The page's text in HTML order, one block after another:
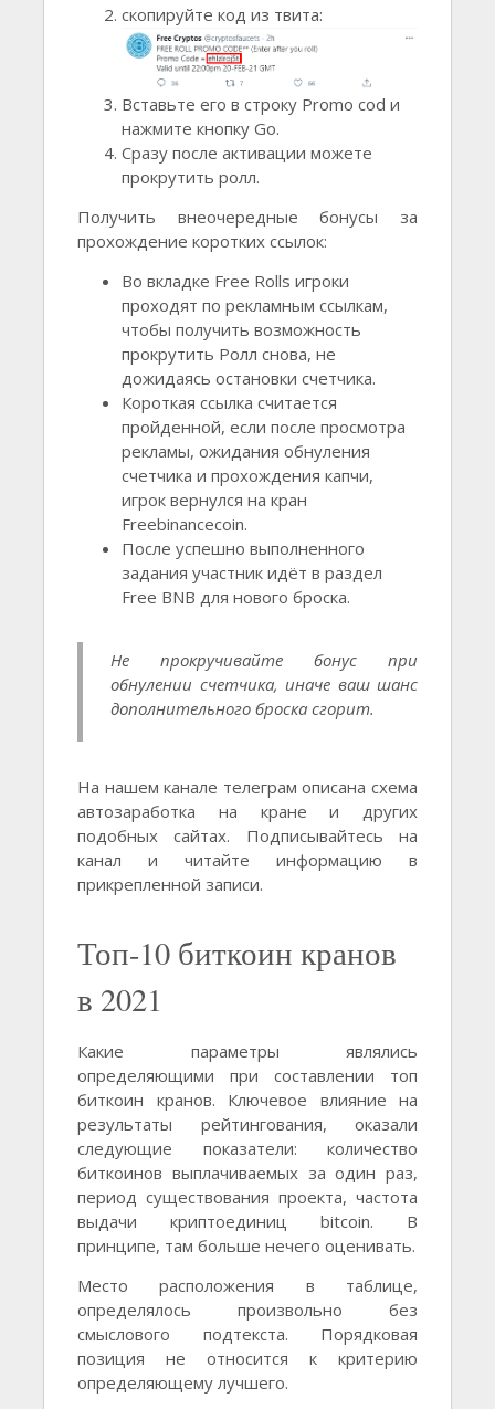
скопируйте код из твита:
Вставьте его в строку Promo cod и
нажмите кнопку Go.
Сразу после активации можете
прокрутить ролл.
Получить внеочередные бонусы за
прохождение коротких ссылок:
Во вкладке Free Rolls игроки
проходят по рекламным ссылкам,
чтобы получить возможность
прокрутить Ролл снова, не
дожидаясь остановки счетчика.
Короткая ссылка считается
пройденной, если после просмотра
рекламы, ожидания обнуления
счетчика и прохождения капчи,
игрок вернулся на кран
Freebinancecoin.
После успешно выполненного
задания участник идёт в раздел
Free BNB для нового броска.
Не прокручивайте бонус при
обнулении счетчика, иначе ваш шанс
дополнительного броска сгорит.
На нашем канале телеграм описана схема
автозаработка на кране и других
подобных сайтах. Подписывайтесь на
канал и читайте информацию в
прикрепленной записи.
Топ-10 биткоин кранов
в 2021
Какие параметры являлись
определяющими при составлении топ
биткоин кранов. Ключевое влияние на
результаты рейтингования, оказали
следующие показатели: количество
биткоинов выплачиваемых за один раз,
период существования проекта, частота
выдачи криптоединиц bitcoin. В
принципе, там больше нечего оценивать.
Место расположения в таблице,
определялось произвольно без
смыслового подтекста. Порядковая
позиция не относится к критерию
определяющему лучшего.